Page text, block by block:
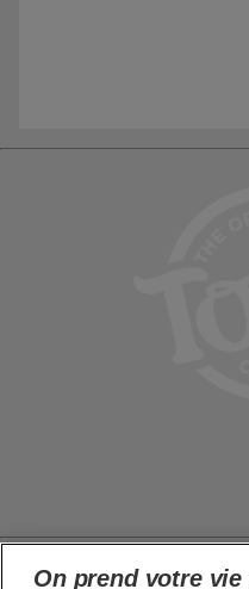
©2026Tom's
On prend votre